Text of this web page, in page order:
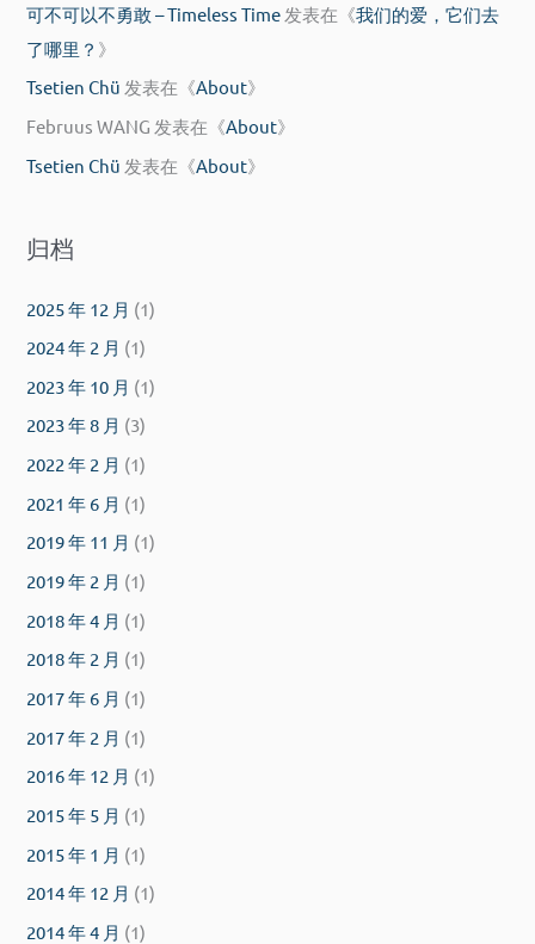
可不可以不勇敢 – Timeless Time 发表在《我们的爱，它们去
了哪里？ 》
Tsetien Chü 发表在《About》
Februus WANG 发表在《About》
Tsetien Chü 发表在《About》
归档
2025 年 12 月 (1)
2024 年 2 月 (1)
2023 年 10 月 (1)
2023 年 8 月 (3)
2022 年 2 月 (1)
2021 年 6 月 (1)
2019 年 11 月 (1)
2019 年 2 月 (1)
2018 年 4 月 (1)
2018 年 2 月 (1)
2017 年 6 月 (1)
2017 年 2 月 (1)
2016 年 12 月 (1)
2015 年 5 月 (1)
2015 年 1 月 (1)
2014 年 12 月 (1)
2014 年 4 月 (1)